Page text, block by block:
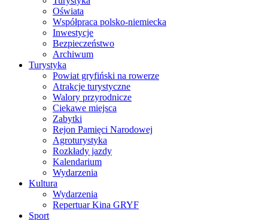
Oświata
Współpraca polsko-niemiecka
Inwestycje
Bezpieczeństwo
Archiwum
Turystyka
Powiat gryfiński na rowerze
Atrakcje turystyczne
Walory przyrodnicze
Ciekawe miejsca
Zabytki
Rejon Pamięci Narodowej
Agroturystyka
Rozkłady jazdy
Kalendarium
Wydarzenia
Kultura
Wydarzenia
Repertuar Kina GRYF
Sport